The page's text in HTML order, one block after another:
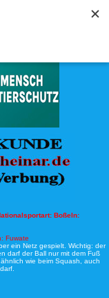
Boßeln:
Fuwate
ein Netz gespielt. Wichtig: der
darf der Ball nur mit dem Fuß
wie beim Squash, auch